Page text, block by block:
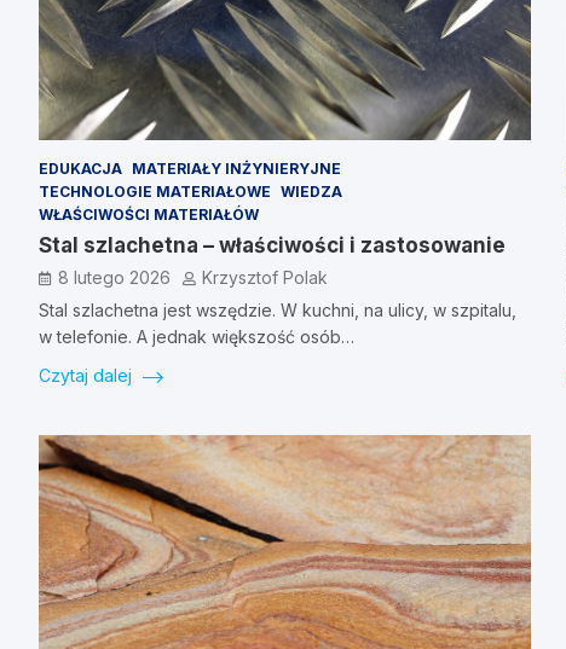
EDUKACJA MATERIAŁY INŻYNIERYJNE
TECHNOLOGIE MATERIAŁOWE WIEDZA
WŁAŚCIWOŚCI MATERIAŁÓW
Stal szlachetna – właściwości i zastosowanie
8 lutego 2026
Krzysztof Polak
Stal szlachetna jest wszędzie. W kuchni, na ulicy, w szpitalu,
w telefonie. A jednak większość osób…
Czytaj dalej